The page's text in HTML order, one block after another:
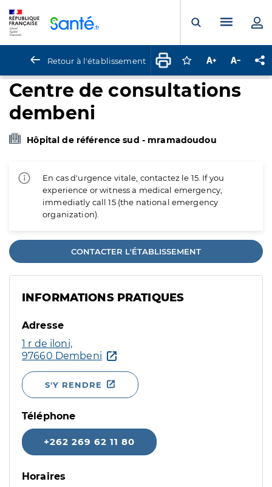
Ouvrir laMenu
Retour à l'établissement Connectez-vous
Augmenter la
Centre de consultations
dembeni
Hôpital de référence sud - mramadoudou
En cas d'urgence vitale, contactez le 15. If you
experience or witness a medical emergency,
immediatly call 15 (the national emergency
organization).
CONTACTER L'ÉTABLISSEMENT
INFORMATIONS PRATIQUES
Adresse
1 r de iloni,
97660 Dembeni
S'Y RENDRE
Téléphone
+262 269 62 11 80
Horaires